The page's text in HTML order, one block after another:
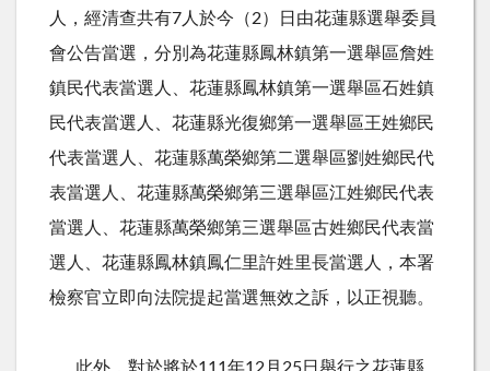
人，經清查共有7人於今（2）日由花蓮縣選舉委員
會公告當選，分別為花蓮縣鳳林鎮第一選舉區詹姓
鎮民代表當選人、花蓮縣鳳林鎮第一選舉區石姓鎮
民代表當選人、花蓮縣光復鄉第一選舉區王姓鄉民
代表當選人、花蓮縣萬榮鄉第二選舉區劉姓鄉民代
表當選人、花蓮縣萬榮鄉第三選舉區江姓鄉民代表
當選人、花蓮縣萬榮鄉第三選舉區古姓鄉民代表當
選人、花蓮縣鳳林鎮鳳仁里許姓里長當選人，本署
檢察官立即向法院提起當選無效之訴，以正視聽。
此外，對於將於111年12月25日舉行之花蓮縣